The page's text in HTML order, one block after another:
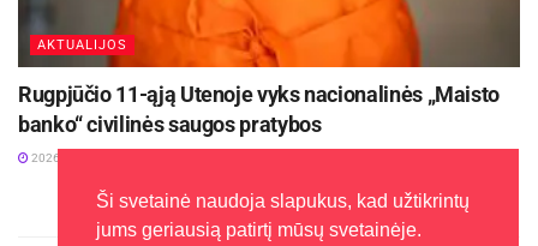
AKTUALIJOS
Rugpjūčio 11-ąją Utenoje vyks nacionalinės „Maisto
banko“ civilinės saugos pratybos
2026-08-06
Ši svetainė naudoja slapukus, kad užtikrintų
jums geriausią patirtį mūsų svetainėje.